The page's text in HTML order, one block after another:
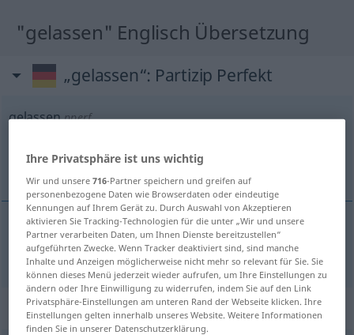
"gelassen" Englisch Übersetzung
„gelassen“: Partizip Perfekt
gelassenpperf
(Für mehr Details die Übersetzung anklicken/antippen)
gelassen → siehe „lassen “
„gelassen“: Adjektiv
Ihre Privatsphäre ist uns wichtig
Wir und unsere716-Partner speichern und greifen auf
personenbezogene Daten wie Browserdaten oder eindeutige
Kennungen auf Ihrem Gerät zu. Durch Auswahl von Akzeptieren
aktivieren Sie Tracking-Technologien für die unter „Wir und unsere
Partner verarbeiten Daten, um Ihnen Dienste bereitzustellen“
aufgeführten Zwecke. Wenn Tracker deaktiviert sind, sind manche
Inhalte und Anzeigen möglicherweise nicht mehr so relevant für Sie. Sie
können dieses Menü jederzeit wieder aufrufen, um Ihre Einstellungen zu
ändern oder Ihre Einwilligung zu widerrufen, indem Sie auf den Link
Privatsphäre-Einstellungen am unteren Rand der Webseite klicken. Ihre
Einstellungen gelten innerhalb unseres Website. Weitere Informationen
finden Sie in unserer Datenschutzerklärung.